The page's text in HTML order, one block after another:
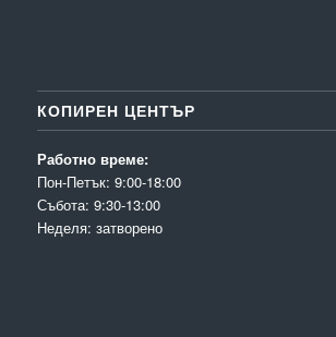
КОПИРЕН ЦЕНТЪР
Работно време:
Пон-Петък: 9:00-18:00
Събота: 9:30-13:00
Неделя: затворено